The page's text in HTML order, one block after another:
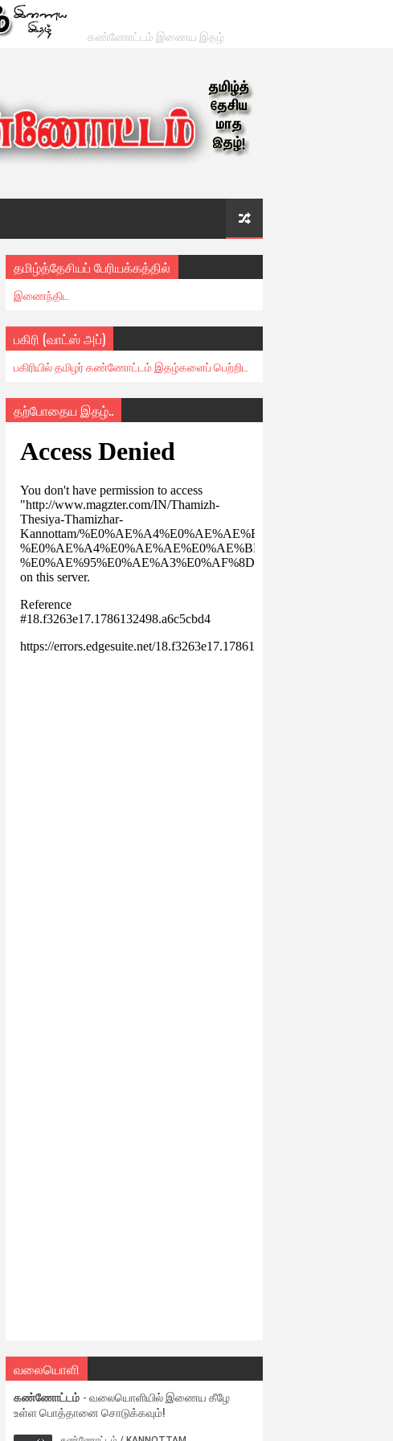
கண்ணோட்டம் இணைய இதழ்
தமிழ்த்தேசியப் பேரியக்கத்தில்
இணைந்திட
பகிரி (வாட்ஸ் அப்)
பகிரியில் தமிழர் கண்ணோட்டம் இதழ்களைப் பெற்றிட
தற்போதைய இதழ்..
வலையொளி
கண்ணோட்டம் - வலையொளியில் இணைய கீழே
உள்ள பொத்தானை சொடுக்கவும்!